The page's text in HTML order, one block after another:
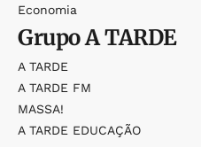
Economia
GrupoA TARDE
A TARDE
A TARDE FM
MASSA!
A TARDE EDUCAÇÃO